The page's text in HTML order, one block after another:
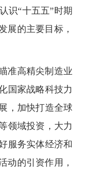
识“十五五”时期
展的主要目标，
准高精尖制造业
国家战略科技力
，加快打造全球
领域投资，大力
服务实体经济和
动的引资作用，